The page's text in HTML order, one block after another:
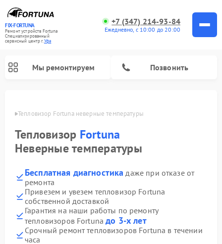
FIX-FORTUNA
Ремонт устройств Fortuna
Специализированный
cервисный центр г.Уфа
+7 (347) 214-93-84
Ежедневно, с 10:00 до 20:00
Мы ремонтируем Позвонить
Уфе Тепловизор Fortuna неверные температуры
Тепловизор Fortuna
Неверные температуры
Бесплатная диагностика даже при отказе от
ремонта
Привезем и увезем тепловизор Fortuna
собственной доставкой
Гарантия на наши работы по ремонту
тепловизоров Fortunaдо 3-х лет
Срочный ремонт тепловизоров Fortuna в течении
часа